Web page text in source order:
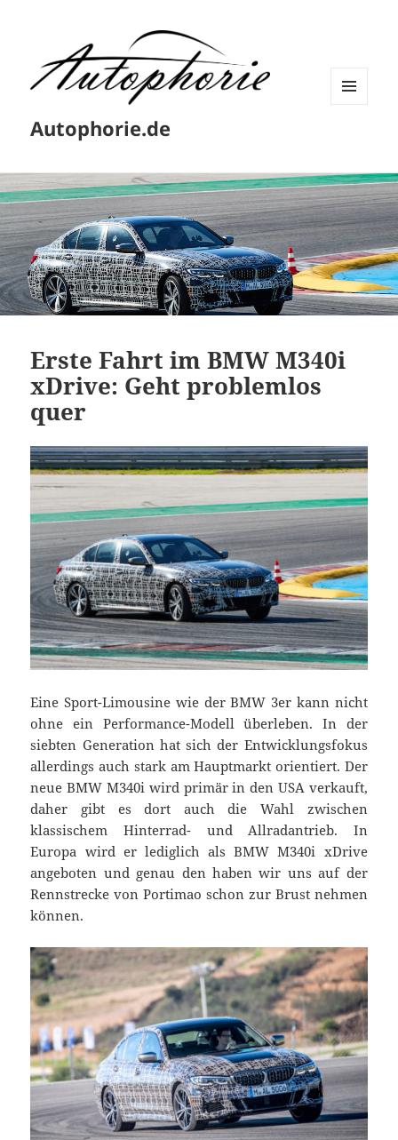
Autophorie.de
Erste Fahrt im BMW M340i
xDrive: Geht problemlos
quer
Eine Sport-Limousine wie der BMW 3er kann nicht
ohne ein Performance-Modell überleben. In der
siebten Generation hat sich der Entwicklungsfokus
allerdings auch stark am Hauptmarkt orientiert. Der
neue BMW M340i wird primär in den USA verkauft,
daher gibt es dort auch die Wahl zwischen
klassischem Hinterrad- und Allradantrieb. In
Europa wird er lediglich als BMW M340i xDrive
angeboten und genau den haben wir uns auf der
Rennstrecke von Portimao schon zur Brust nehmen
können.